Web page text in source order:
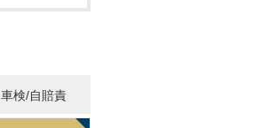
車検/自賠責